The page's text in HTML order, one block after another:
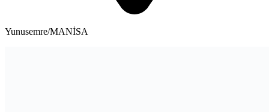
Yunusemre/MANİSA